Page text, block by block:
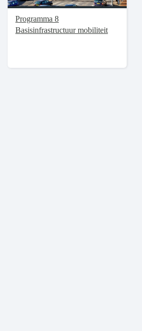
Programma 8
Basisinfrastructuur mobiliteit